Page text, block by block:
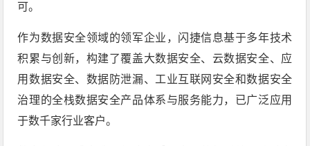
可。
作为数据安全领域的领军企业，闪捷信息基于多年技术
积累与创新，构建了覆盖大数据安全、云数据安全、应
用数据安全、数据防泄漏、工业互联网安全和数据安全
治理的全栈数据安全产品体系与服务能力，已广泛应用
于数千家行业客户。